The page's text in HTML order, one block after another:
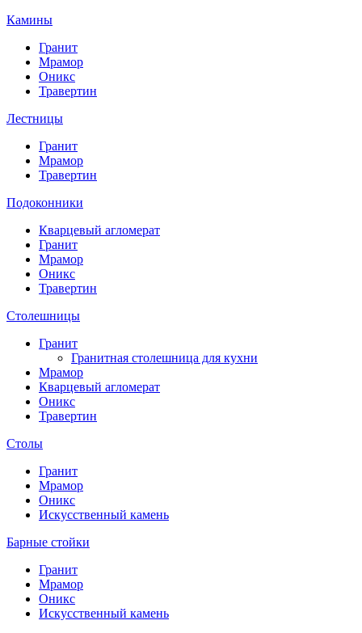
Камины
Гранит
Мрамор
Оникс
Травертин
Лестницы
Гранит
Мрамор
Травертин
Подоконники
Кварцевый агломерат
Гранит
Мрамор
Оникс
Травертин
Столешницы
Гранит
Гранитная столешница для кухни
Мрамор
Кварцевый агломерат
Оникс
Травертин
Столы
Гранит
Мрамор
Оникс
Искусственный камень
Барные стойки
Гранит
Мрамор
Оникс
Искусственный камень